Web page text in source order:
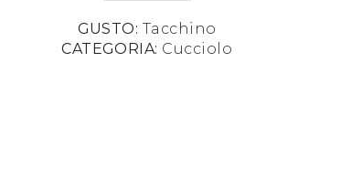
GUSTO: Tacchino
CATEGORIA: Cucciolo